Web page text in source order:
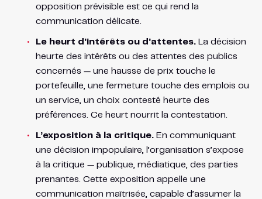
opposition prévisible est ce qui rend la
communication délicate.
Le heurt d’intérêts ou d’attentes.La décision
heurte des intérêts ou des attentes des publics
concernés — une hausse de prix touche le
portefeuille, une fermeture touche des emplois ou
un service, un choix contesté heurte des
préférences. Ce heurt nourrit la contestation.
L’exposition à la critique.En communiquant
une décision impopulaire, l’organisation s’expose
à la critique — publique, médiatique, des parties
prenantes. Cette exposition appelle une
communication maîtrisée, capable d’assumer la